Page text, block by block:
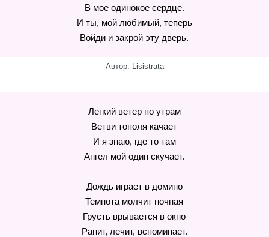
В мое одинокое сердце.
И ты, мой любимый, теперь
Войди и закрой эту дверь.
Автор: Lisistrata
Легкий ветер по утрам
Ветви тополя качает
И я знаю, где то там
Ангел мой один скучает.
Дождь играет в домино
Темнота молчит ночная
Грусть врывается в окно
Ранит, лечит, вспоминает.